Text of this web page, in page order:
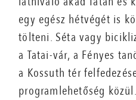
egy egész hétvégét is
tölteni. Séta vagy
a Tatai-vár, a Fényes
a Kossuth tér
programlehetőség